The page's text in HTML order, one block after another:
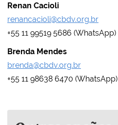
Renan Cacioli
renancacioli@cbdv.org.br
+55 11 99519 5686 (WhatsApp)
Brenda Mendes
brenda@cbdv.org.br
+55 11 98638 6470 (WhatsApp)